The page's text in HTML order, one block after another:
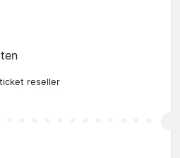
reseller